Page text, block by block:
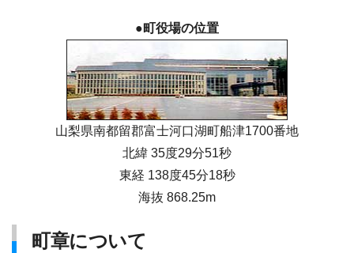
●町役場の位置
山梨県南都留郡富士河口湖町船津1700番地
北緯 35度29分51秒
東経 138度45分18秒
海抜 868.25m
町章について